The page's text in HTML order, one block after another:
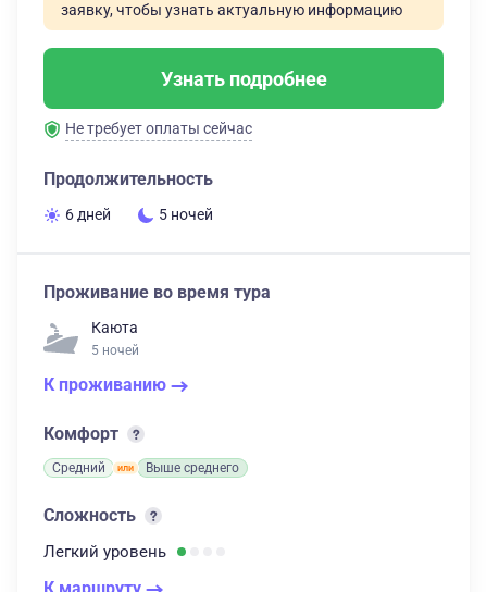
заявку, чтобы узнать актуальную информацию
Узнать подробнее
Не требует оплаты сейчас
Продолжительность
6 дней 5 ночей
Проживание во время тура
Каюта
5 ночей
К проживанию
Комфорт
Средний Выше среднего
Сложность
Легкий уровень